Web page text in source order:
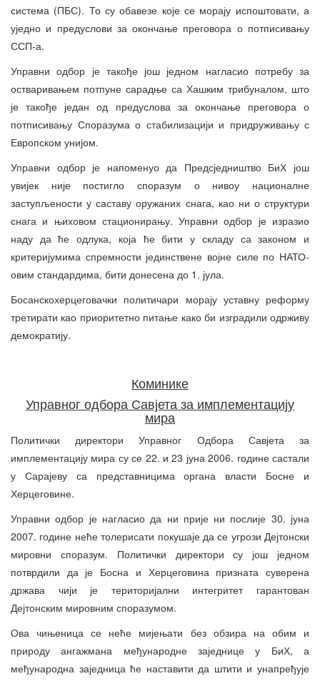
система (ПБС). То су обавезе које се морају испоштовати, а
уједно и предуслови за окончање преговора о потписивању
ССП-а.
Управни одбор је такође још једном нагласио потребу за
остваривањем потпуне сарадње са Хашким трибуналом, што
је такође један од предуслова за окончање преговора о
потписивању Споразума о стабилизацији и придруживању с
Европском унијом.
Управни одбор је напоменуо да Предсједништво БиХ још
увијек није постигло споразум о нивоу националне
заступљености у саставу оружаних снага, као ни о структури
снага и њиховом стационирању. Управни одбор је изразио
наду да ће одлука, која ће бити у складу са законом и
критеријумима спремности јединствене војне силе по НАТО-
овим стандардима, бити донесена до 1. јула.
Босанскохерцеговачки политичари морају уставну реформу
третирати као приоритетно питање како би изградили одрживу
демократију.
Коминике
Управног одбора Савјета за имплементацију
мира
Политички директори Управног Одбора Савјета за
имплементацију мира су се 22. и 23 јуна 2006. године састали
у Сарајеву са представницима органа власти Босне и
Херцеговине.
Управни одбор је нагласио да ни прије ни послије 30. јуна
2007. године неће толерисати покушаје да се угрози Дејтонски
мировни споразум. Политички директори су још једном
потврдили да је Босна и Херцеговина призната суверена
држава чији је територијални интегритет гарантован
Дејтонским мировним споразумом.
Ова чињеница се неће мијењати без обзира на обим и
природу ангажмана међународне заједнице у БиХ, а
међународна заједница ће наставити да штити и унапређује